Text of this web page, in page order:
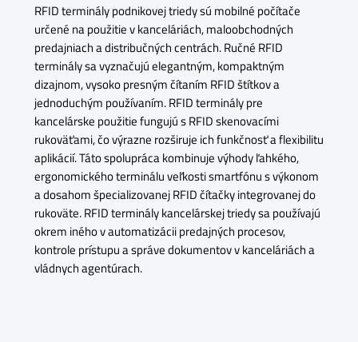
RFID terminály podnikovej triedy sú mobilné počítače
určené na použitie v kanceláriách, maloobchodných
predajniach a distribučných centrách. Ručné RFID
terminály sa vyznačujú elegantným, kompaktným
dizajnom, vysoko presným čítaním RFID štítkov a
jednoduchým používaním. RFID terminály pre
kancelárske použitie fungujú s RFID skenovacími
rukoväťami, čo výrazne rozširuje ich funkčnosť a flexibilitu
aplikácií. Táto spolupráca kombinuje výhody ľahkého,
ergonomického terminálu veľkosti smartfónu s výkonom
a dosahom špecializovanej RFID čítačky integrovanej do
rukoväte. RFID terminály kancelárskej triedy sa používajú
okrem iného v automatizácii predajných procesov,
kontrole prístupu a správe dokumentov v kanceláriách a
vládnych agentúrach.